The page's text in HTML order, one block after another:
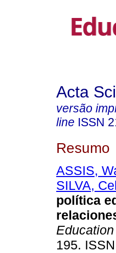
Acta
versão
line ISSN
Resumo
ASSIS,
SILVA,
política
Education
195.